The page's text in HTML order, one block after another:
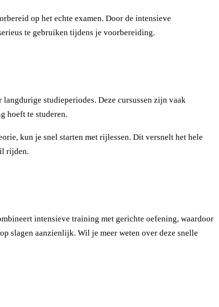
op het echte examen. Door de intensieve
te gebruiken tijdens je voorbereiding.
studieperiodes. Deze cursussen zijn vaak
hoeft te studeren.
kun je snel starten met rijlessen. Dit versnelt het hele
rijden.
intensieve training met gerichte oefening, waardoor
slagen aanzienlijk. Wil je meer weten over deze snelle